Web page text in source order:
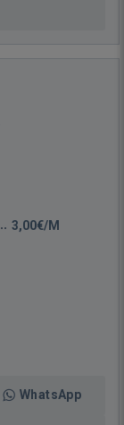
3,00€/M
WhatsApp